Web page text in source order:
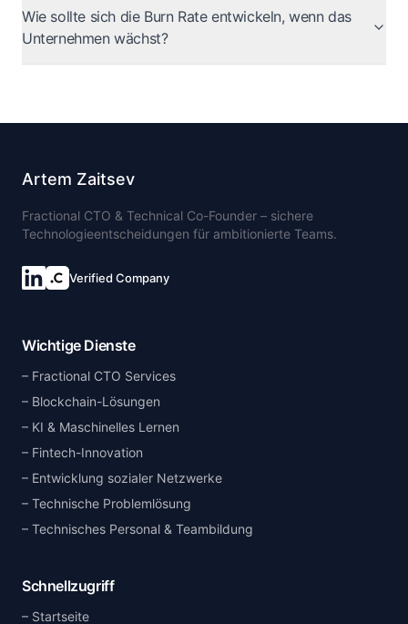
Wie sollte sich die Burn Rate entwickeln, wenn das
Unternehmen wächst?
Artem Zaitsev
Fractional CTO & Technical Co-Founder – sichere
Technologieentscheidungen für ambitionierte Teams.
Verified Company
Wichtige Dienste
Fractional CTO Services
Blockchain-Lösungen
KI & Maschinelles Lernen
Fintech-Innovation
Entwicklung sozialer Netzwerke
Technische Problemlösung
Technisches Personal & Teambildung
Schnellzugriff
Startseite